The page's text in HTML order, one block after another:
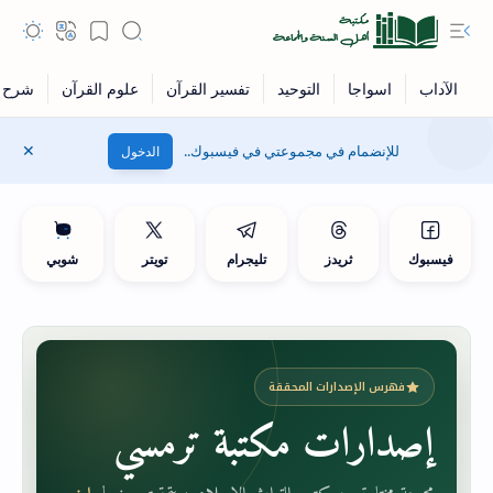
للإنضمام في مجموعتي في فيسبوك.. الدخول
فيسبوك ثريدز تليجرام تويتر شوبي
فهرس الإصدارات المحققة
إصدارات مكتبة ترمسي